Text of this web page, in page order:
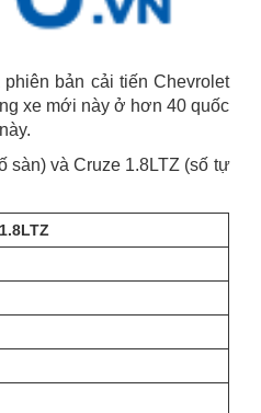
bản cải tiến Chevrolet
xe mới này ở hơn 40 quốc
sàn) và Cruze 1.8LTZ (số tự